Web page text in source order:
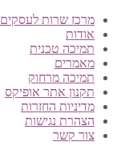
מרכז שרות לעסקים
אודות
תמיכה טכנית
מאמרים
תמיכה מרחוק
תקנון אתר אופיקס
מדיניות החזרות
הצהרת נגישות
צור קשר